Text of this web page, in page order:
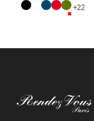
✖
✖
✖
✖
✖
✖
✖
✖
✖
✖
+22